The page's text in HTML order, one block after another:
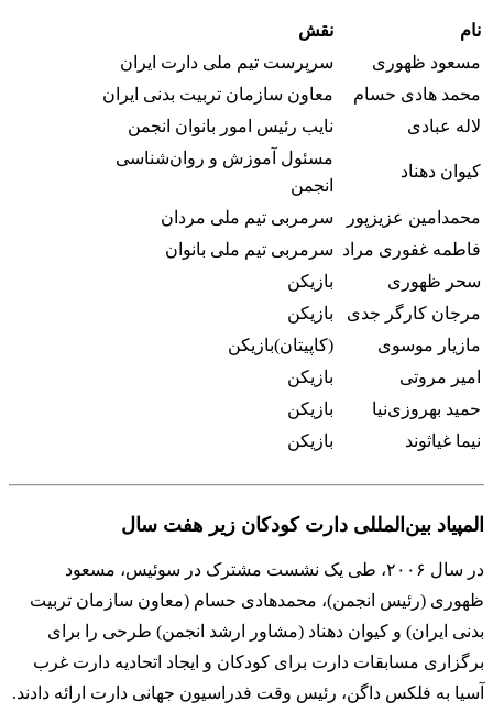
نام
نقش
مسعود ظهوری
سرپرست تیم ملی دارت ایران
محمد هادی حسام
معاون سازمان تربیت بدنی ایران
لاله عبادی
نایب رئیس امور بانوان انجمن
کیوان دهناد
مسئول آموزش و روان‌شناسی
انجمن
محمدامین عزیزپور
سرمربی تیم ملی مردان
فاطمه غفوری مراد سرمربی تیم ملی بانوان
سحر ظهوری
بازیکن
مرجان کارگر جدی
بازیکن
مازیار موسوی
(کاپیتان)بازیکن
امیر مروتی
بازیکن
حمید بهروزی‌نیا
بازیکن
نیما غیاثوند
بازیکن
المپیاد بین‌المللی دارت کودکان زیر هفت سال
در سال ۲۰۰۶، طی یک نشست مشترک در سوئیس، مسعود
ظهوری (رئیس انجمن)، محمدهادی حسام (معاون سازمان تربیت
بدنی ایران) و کیوان دهناد (مشاور ارشد انجمن) طرحی را برای
برگزاری مسابقات دارت برای کودکان و ایجاد اتحادیه دارت غرب
آسیا به فلکس داگن، رئیس وقت فدراسیون جهانی دارت ارائه دادند.